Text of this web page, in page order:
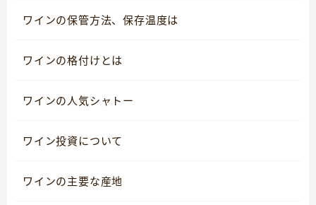
ワインの保管方法、保存温度は
ワインの格付けとは
ワインの人気シャトー
ワイン投資について
ワインの主要な産地